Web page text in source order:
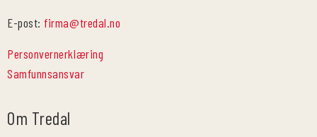
E-post:firma@tredal.no
Personvernerklæring
Samfunnsansvar
Om Tredal